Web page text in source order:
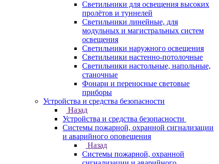
Светильники для освещения высоких
пролётов и туннелей
Светильники линейные, для
модульных и магистральных систем
освещения
Светильники наружного освещения
Светильники настенно-потолочные
Светильники настольные, напольные,
станочные
Фонари и переносные световые
приборы
Устройства и средства безопасности
Назад
Устройства и средства безопасности
Системы пожарной, охранной сигнализации
и аварийного оповещения
Назад
Системы пожарной, охранной